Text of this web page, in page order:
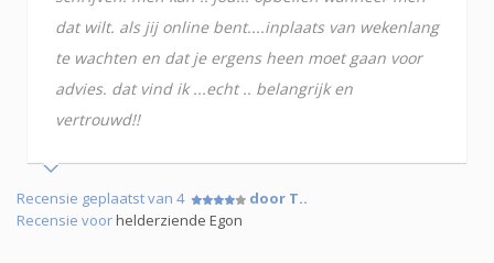
dat wilt. als jij online bent....inplaats van wekenlang
te wachten en dat je ergens heen moet gaan voor
advies. dat vind ik ...echt .. belangrijk en
vertrouwd!!
Recensie geplaatst van 4
door T..
Recensie voorhelderziende Egon